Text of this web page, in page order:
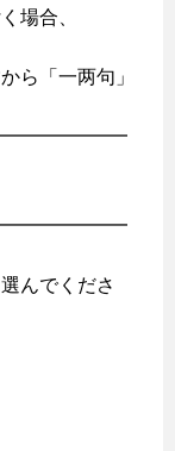
場合、
ら「一两句」
んでくださ